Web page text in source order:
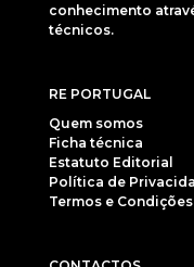
conhecimento
técnicos.
RE PORTUGAL
Quem somos
Ficha técnica
Estatuto Editorial
Política de
Termos e